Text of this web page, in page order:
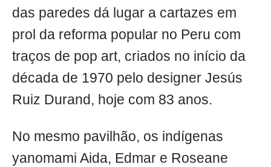
das paredes dá lugar a cartazes em
prol da reforma popular no Peru com
traços de pop art, criados no início da
década de 1970 pelo designer Jesús
Ruiz Durand, hoje com 83 anos.
No mesmo pavilhão, os indígenas
yanomami Aida, Edmar e Roseane